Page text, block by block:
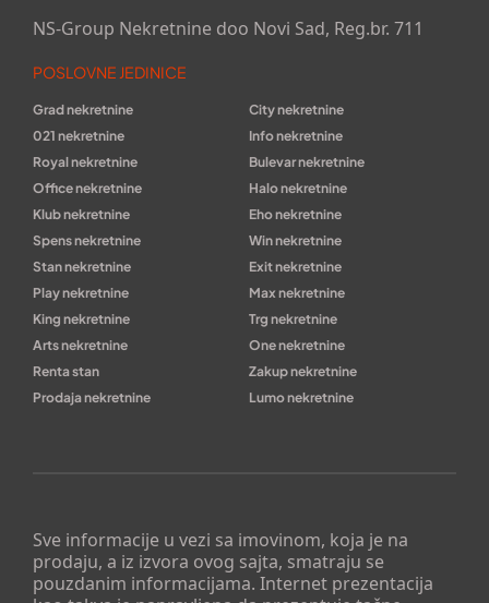
Sve informacije u vezi sa imovinom, koja je na
prodaju, a iz izvora ovog sajta, smatraju se
pouzdanim informacijama. Internet prezentacija
NS-Group Nekretnine doo Novi Sad, Reg.br. 711
POSLOVNE JEDINICE
Grad nekretnine
City nekretnine
021 nekretnine
Info nekretnine
Royal nekretnine
Bulevar nekretnine
Office nekretnine
Halo nekretnine
Klub nekretnine
Eho nekretnine
Spens nekretnine
Win nekretnine
Stan nekretnine
Exit nekretnine
Play nekretnine
Max nekretnine
King nekretnine
Trg nekretnine
Arts nekretnine
One nekretnine
Renta stan
Zakup nekretnine
Prodaja nekretnine
Lumo nekretnine